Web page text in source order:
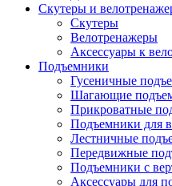
Скутеры и
Скутеры
Велотренажеры
Аксессуары к
Подъемники
Гусеничные
Шагающие
Прикроватные
Подъемники для
Лестничные
Передвижные
Подъемники с
Аксессуары для